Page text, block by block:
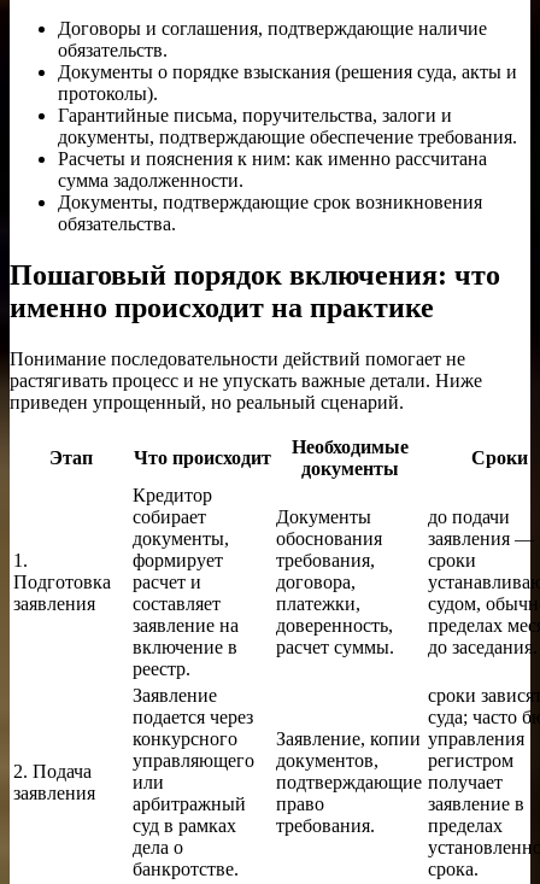
Договоры и соглашения, подтверждающие наличие
обязательств.
Документы о порядке взыскания (решения суда, акты и
протоколы).
Гарантийные письма, поручительства, залоги и
документы, подтверждающие обеспечение требования.
Расчеты и пояснения к ним: как именно рассчитана
сумма задолженности.
Документы, подтверждающие срок возникновения
обязательства.
Пошаговый порядок включения: что
именно происходит на практике
Понимание последовательности действий помогает не
растягивать процесс и не упускать важные детали. Ниже
приведен упрощенный, но реальный сценарий.
Этап Что происходит
Необходимые
документы
Сроки
1.
Подготовка
заявления
Кредитор
собирает
документы,
формирует
расчет и
составляет
заявление на
включение в
реестр.
Документы
обоснования
требования,
договора,
платежки,
доверенность,
расчет суммы.
до подачи
заявления —
сроки
судом,
пределах
до заседания.
2. Подача
заявления
Заявление
подается через
конкурсного
управляющего
или
арбитражный
суд в рамках
дела о
банкротстве.
Заявление, копии
документов,
подтверждающие
право
требования.
сроки
суда; часто
управления
регистром
получает
заявление в
пределах
срока.